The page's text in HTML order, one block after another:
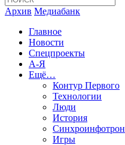
Архив Медиабанк
Главное
Новости
Спецпроекты
А-Я
Ещё…
Контур Первого
Технологии
Люди
История
Синхроинфотрон
Игры